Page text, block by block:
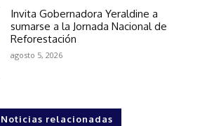
Invita Gobernadora Yeraldine a
sumarse a la Jornada Nacional de
Reforestación
agosto 5, 2026
Noticias relacionadas